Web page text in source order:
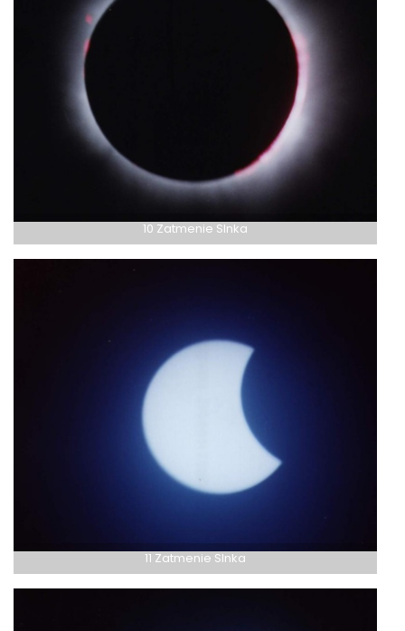
10 Zatmenie Slnka
11 Zatmenie Slnka